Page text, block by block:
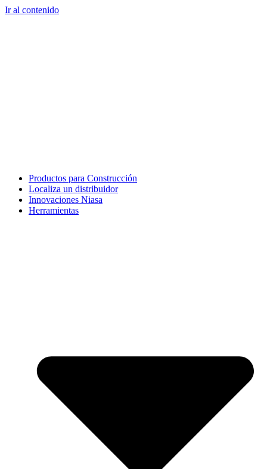
Ir al contenido
Productos para Construcción
Localiza un distribuidor
Innovaciones Niasa
Herramientas